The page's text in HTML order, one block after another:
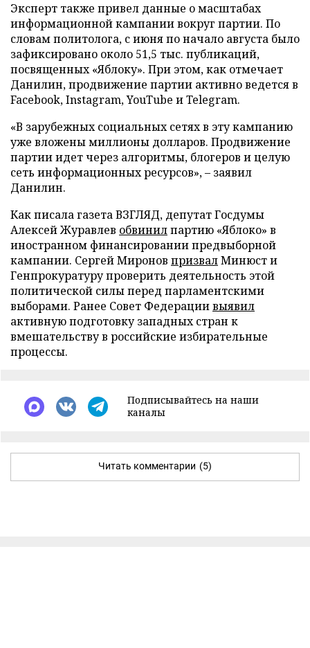
Эксперт также привел данные о масштабах
информационной кампании вокруг партии. По
словам политолога, с июня по начало августа было
зафиксировано около 51,5 тыс. публикаций,
посвященных «Яблоку». При этом, как отмечает
Данилин, продвижение партии активно ведется в
Facebook, Instagram, YouTube и Telegram.
«В зарубежных социальных сетях в эту кампанию
уже вложены миллионы долларов. Продвижение
партии идет через алгоритмы, блогеров и целую
сеть информационных ресурсов», – заявил
Данилин.
Как писала газета ВЗГЛЯД, депутат Госдумы
Алексей Журавлев обвинилпартию «Яблоко» в
иностранном финансировании предвыборной
кампании. Сергей Миронов призвалМинюст и
Генпрокуратуру проверить деятельность этой
политической силы перед парламентскими
выборами. Ранее Совет Федерациивыявил
активную подготовку западных стран к
вмешательству в российские избирательные
процессы.
Подписывайтесь на наши
каналы
Читать комментарии (5)